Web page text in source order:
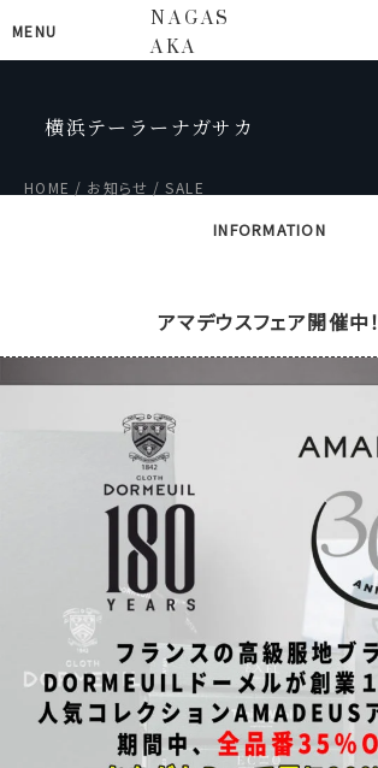
MENU
NAGAS
AKA
横浜テーラーナガサカ
HOME お知らせ SALE
INFORMATION
アマデウスフェア開催中！